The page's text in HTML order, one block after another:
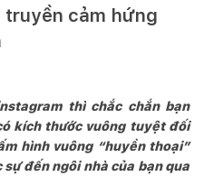
cảm hứng
thì chắc chắn bạn
kích thước vuông tuyệt đối
hình vuông “huyền thoại”
đến ngôi nhà của bạn qua